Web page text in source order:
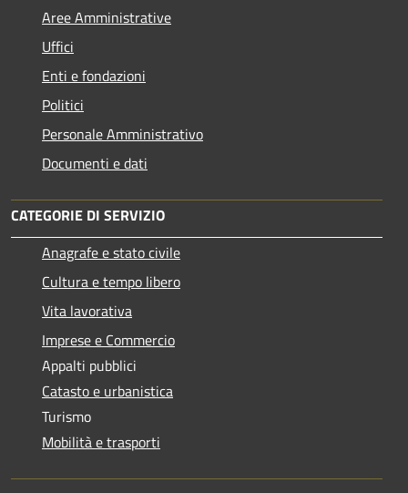
Aree Amministrative
Uffici
Enti e fondazioni
Politici
Personale Amministrativo
Documenti e dati
CATEGORIE DI SERVIZIO
Anagrafe e stato civile
Cultura e tempo libero
Vita lavorativa
Imprese e Commercio
Appalti pubblici
Catasto e urbanistica
Turismo
Mobilità e trasporti